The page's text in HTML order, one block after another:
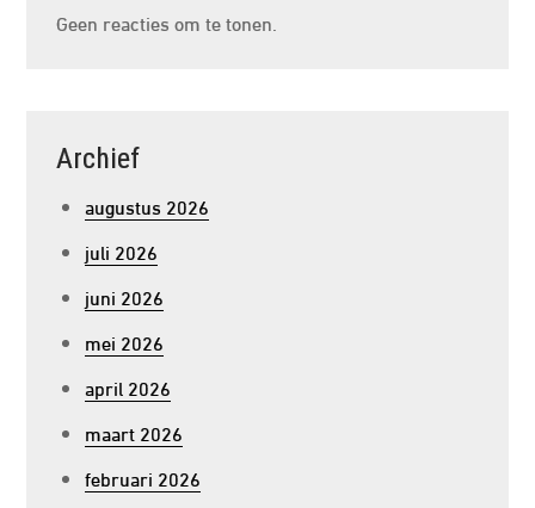
Geen reacties om te tonen.
Archief
augustus 2026
juli 2026
juni 2026
mei 2026
april 2026
maart 2026
februari 2026